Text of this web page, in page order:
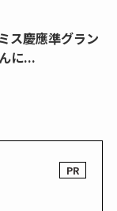
ス慶應準グラン
に...